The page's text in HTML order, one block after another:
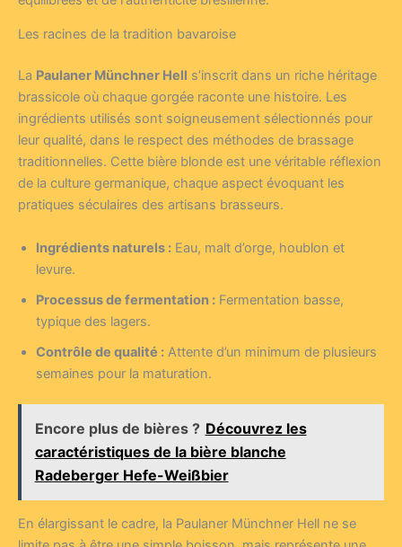
Les racines de la tradition bavaroise
La Paulaner Münchner Hell s’inscrit dans un riche héritage
brassicole où chaque gorgée raconte une histoire. Les
ingrédients utilisés sont soigneusement sélectionnés pour
leur qualité, dans le respect des méthodes de brassage
traditionnelles. Cette bière blonde est une véritable réflexion
de la culture germanique, chaque aspect évoquant les
pratiques séculaires des artisans brasseurs.
Ingrédients naturels : Eau, malt d’orge, houblon et
levure.
Processus de fermentation : Fermentation basse,
typique des lagers.
Contrôle de qualité : Attente d’un minimum de plusieurs
semaines pour la maturation.
Encore plus de bières ? Découvrez les
caractéristiques de la bière blanche
Radeberger Hefe-Weißbier
En élargissant le cadre, la Paulaner Münchner Hell ne se